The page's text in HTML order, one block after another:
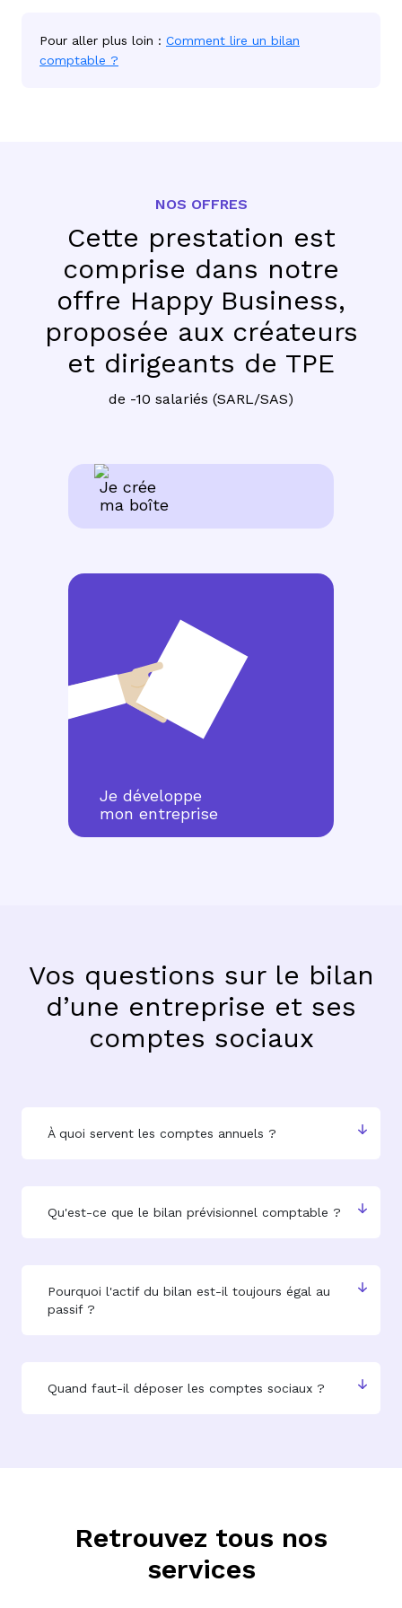
Pour aller plus loin : Comment lire un bilan
comptable ?
NOS OFFRES
Cette prestation est
comprise dans notre
offre Happy Business,
proposée aux créateurs
et dirigeants de TPE
de -10 salariés (SARL/SAS)
Je crée
ma boîte
Je développe
mon entreprise
Vos questions sur le bilan
d’une entreprise et ses
comptes sociaux
À quoi servent les comptes annuels ?
Qu'est-ce que le bilan prévisionnel comptable ?
Pourquoi l'actif du bilan est-il toujours égal au
passif ?
Quand faut-il déposer les comptes sociaux ?
Retrouvez tous nos
services